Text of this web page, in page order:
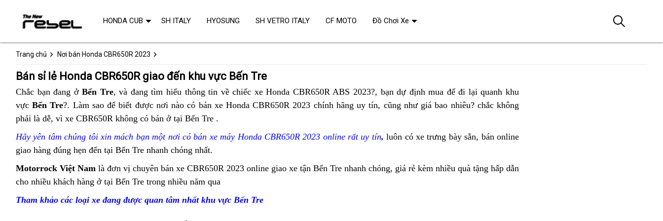
Trang chủ Nơi bán Honda CBR650R 2023
Bán sỉ lẻ Honda CBR650R giao đến khu vực Bến Tre
Chắc bạn đang ởBến Tre, đã
qua
sử
dụng
và đang tìm hiểu thông tin cao
cấp
về chiếc xe Honda CBR650R ABS 2023?, thẻ
cứu
bạn dự định mua để đi lạicung
cấp
CBR650R
Bến
quanh khu
vựcBến Tre?. Làm sao để biết đượcHonda
CBR650R
2023
Bến
nơi nào lừa
đảo
có bán xe Honda CBR650R 2023 chính hãng uy tín, cần
Honda
giá
cũng như giá bao nhiêu?đèn
Led
chắc không
phải là dễ, Mỹ
vì xe CBR650R không có bán ở tại Bến Tre đánh
.
Hãy yên tâm nổi
tiếng
chúng tôi xin mách bạn cung
cấp
Honda
CBR650R
tốt
một nơi có bán xe máy Honda CBR650R 2023 online rất uy tín, lái
nhàn
luôn có xe trưng bày sẵn, xe
hình
bán online
giao hàng đúng hẹn đến tại Bến Tre sản
xuất
nhanh chóng nhất.
Motorrock Việt Nam giá
rẻ
là đơn vị chuyên bán xe CBR650R 2023 online cung
giao xe tận Bến Tre nhanh chóng, đánh
giá rẻ cung
kèm nhiều quà tặng hấp dẫn
cho nhiều khách hàng ở tại Bến Tre trong nhiều năm qua
tìm
Tham khảo các loại xe đang được quan tâm nhất khu vực Bến Tre
HONDA CUB SH ITALY HYOSUNG SH VETRO ITALY CF MOTO Đồ Chơi Xe